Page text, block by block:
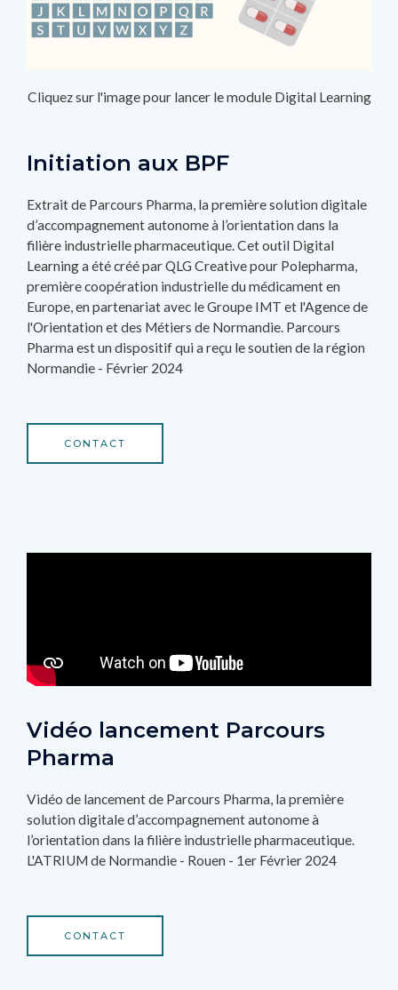
Cliquez sur l'image pour lancer le module Digital Learning
Initiation aux BPF
Extrait de Parcours Pharma, la première solution digitale
d’accompagnement autonome à l’orientation dans la
filière industrielle pharmaceutique. Cet outil Digital
Learning a été créé par QLG Creative pour Polepharma,
première coopération industrielle du médicament en
Europe, en partenariat avec le Groupe IMT et l'Agence de
l'Orientation et des Métiers de Normandie. Parcours
Pharma est un dispositif qui a reçu le soutien de la région
Normandie - Février 2024
CONTACT
Vidéo lancement Parcours
Pharma
Vidéo de lancement de Parcours Pharma, la première
solution digitale d’accompagnement autonome à
l’orientation dans la filière industrielle pharmaceutique.
L'ATRIUM de Normandie - Rouen - 1er Février 2024
CONTACT